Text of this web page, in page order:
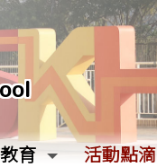
育 活動點滴